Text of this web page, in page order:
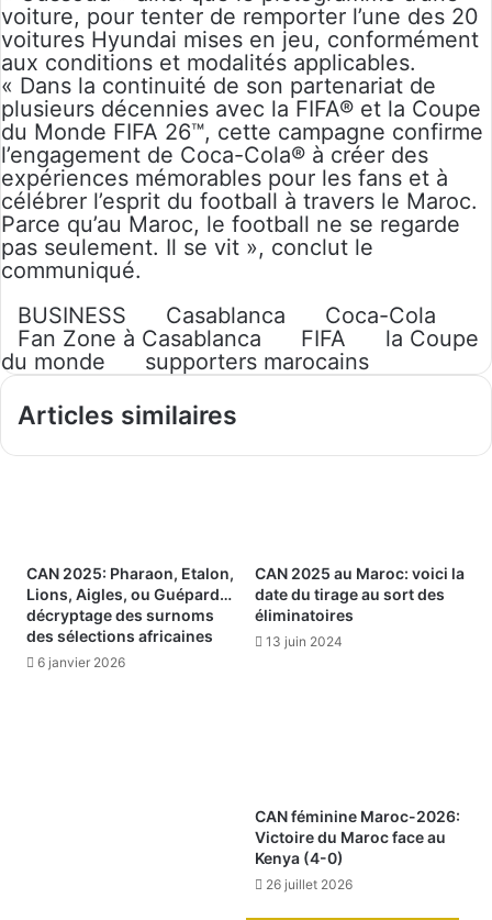
voiture, pour tenter de remporter l’une des 20
voitures Hyundai mises en jeu, conformément
aux conditions et modalités applicables.
« Dans la continuité de son partenariat de
plusieurs décennies avec la FIFA® et la Coupe
du Monde FIFA 26™, cette campagne confirme
l’engagement de Coca-Cola® à créer des
expériences mémorables pour les fans et à
célébrer l’esprit du football à travers le Maroc.
Parce qu’au Maroc, le football ne se regarde
pas seulement. Il se vit », conclut le
communiqué.
BUSINESS
Casablanca
Coca-Cola
Fan Zone à Casablanca
FIFA
la Coupe
du monde
supporters marocains
Articles similaires
CAN 2025: Pharaon, Etalon,
Lions, Aigles, ou Guépard…
décryptage des surnoms
des sélections africaines
6 janvier 2026
CAN 2025 au Maroc: voici la
date du tirage au sort des
éliminatoires
13 juin 2024
CAN féminine Maroc-2026:
Victoire du Maroc face au
Kenya (4-0)
26 juillet 2026